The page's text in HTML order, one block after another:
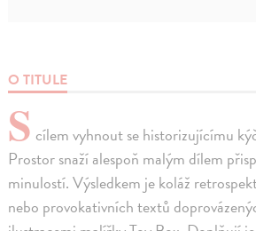
O TITULE
S cílem vyhnout se historizujícímu
Prostor snaží alespoň malým dílem
minulostí. Výsledkem je koláž
nebo provokativních textů